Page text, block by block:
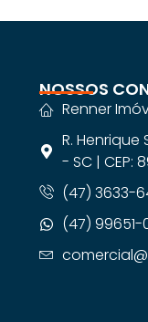
NOSSOS
Renner
R. Henrique
- SC | CEP:
(47) 3633-
(47) 99651-